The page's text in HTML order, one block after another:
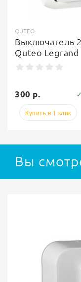
QUTEO
Выключатель
Quteo Legrand
300 р.
Купить в 1 клик
Вы